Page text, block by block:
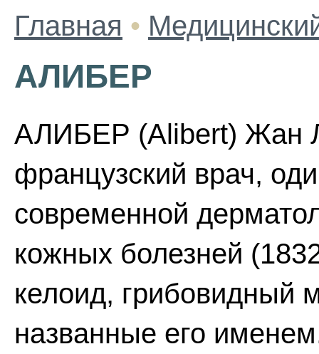
Главная •
АЛИБЕР
АЛИБЕР (Alibert) Жан
французский врач,
современной
кожных болезней
келоид, грибовидный
названные его